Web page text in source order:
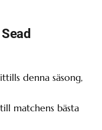
denna säsong,
matchens bästa